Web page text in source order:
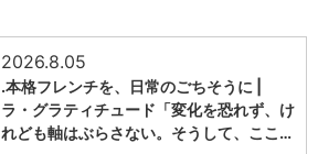
2026.8.05
.本格フレンチを、日常のごちそうに |
ラ・グラティチュード「変化を恐れず、け
れども軸はぶらさない。そうして、ここ…